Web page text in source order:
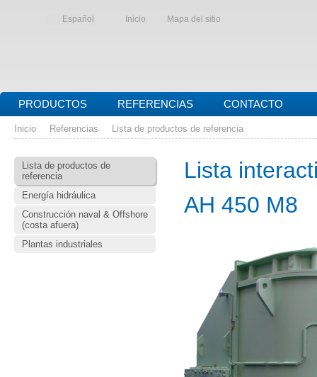
Español Inicio Mapa del sitio
PRODUCTOS REFERENCIAS CONTACTO
Inicio Referencias Lista de productos de referencia
Lista de productos de
referencia
Energía hidráulica
Construcción naval & Offshore
(costa afuera)
Plantas industriales
Lista
AH 450 M8